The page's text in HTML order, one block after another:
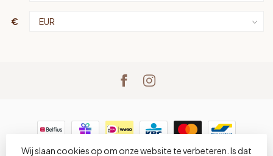
€
© Copyright 2026 LOTS bv- Powered byLightspeed-
Wij slaan cookies op om onze website te verbeteren. Is dat